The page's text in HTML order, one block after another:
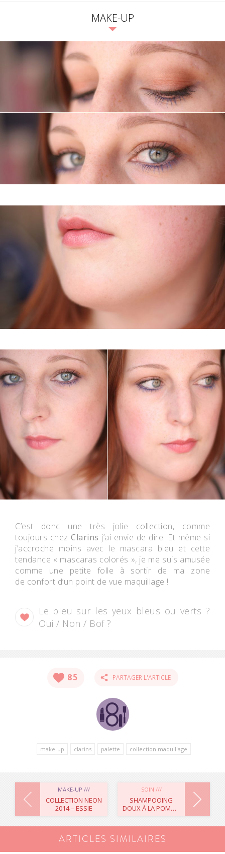
MAKE-UP
C’est donc une très jolie collection, comme
toujours chez Clarins j’ai envie de dire. Et même si
j’accroche moins avec le mascara bleu et cette
tendance « mascaras colorés », je me suis amusée
comme une petite folle à sortir de ma zone
de confort d’un point de vue maquillage !
Le bleu sur les yeux bleus ou verts ?
Oui / Non / Bof ?
85 PARTAGER L'ARTICLE
make-up clarins palette collection maquillage
NAVIGATION
DE
L’ARTICLE
SOIN ///
SHAMPOOING
DOUX À LA POMME
– MULATO
MAKE-UP ///
COLLECTION NEON
2014 – ESSIE
ARTICLES SIMILAIRES